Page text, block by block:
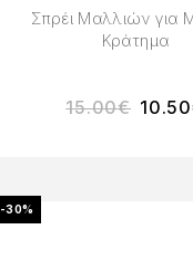
Σπρέι Μαλλιών για
Κράτημα
15.00€ 10.50
-30%